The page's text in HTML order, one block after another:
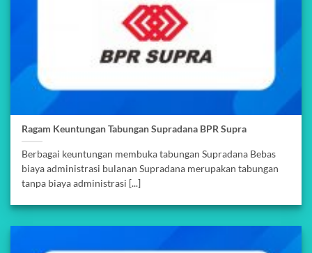
Ragam Keuntungan Tabungan Supradana BPR Supra
Berbagai keuntungan membuka tabungan Supradana Bebas
biaya administrasi bulanan Supradana merupakan tabungan
tanpa biaya administrasi [...]